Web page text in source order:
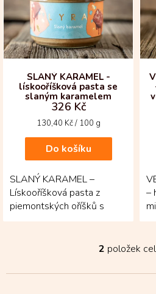
i
s
p
r
o
SLANÝ KARAMEL -
lískooříšková pasta se
slaným karamelem
326 Kč
Měrná
130,40 Kč / 100 g
Do košíku
SLANÝ KARAMEL –
Lískooříšková pasta z
piemontských oříšků s
jemnou solnou linkou.
–
O
l
2 položek